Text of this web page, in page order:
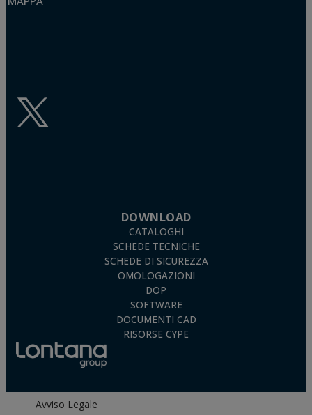
DOWNLOAD
CATALOGHI
SCHEDE TECNICHE
SCHEDE DI SICUREZZA
OMOLOGAZIONI
DOP
SOFTWARE
DOCUMENTI CAD
RISORSE CYPE
Avviso Legale